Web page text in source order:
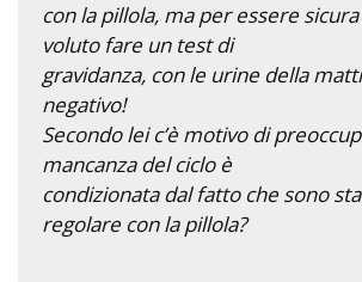
con la pillola, ma per essere
voluto fare un test di
gravidanza, con le urine della
negativo!
Secondo lei c’è motivo di
mancanza del ciclo è
condizionata dal fatto che sono
regolare con la pillola?